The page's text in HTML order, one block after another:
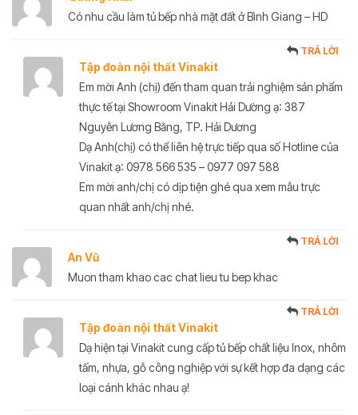
Có nhu cầu làm tủ bếp nhà mặt đất ở Bình Giang – HD
Tập đoàn nội thất Vinakit
TRẢ LỜI
Em mời Anh (chị) đến tham quan trải nghiệm sản phẩm
thực tế tại Showroom Vinakit Hải Dường ạ: 387
Nguyễn Lương Bằng, TP. Hải Dương
Dạ Anh(chị) có thể liên hệ trực tiếp qua số Hotline của
Vinakit ạ: 0978 566 535 – 0977 097 588
Em mời anh/chị có dịp tiện ghé qua xem mẫu trực
quan nhất anh/chị nhé.
An Vũ
TRẢ LỜI
Muon tham khao cac chat lieu tu bep khac
Tập đoàn nội thất Vinakit
TRẢ LỜI
Dạ hiện tại Vinakit cung cấp tủ bếp chất liệu Inox, nhôm
tấm, nhựa, gỗ công nghiệp với sự kết hợp đa dạng các
loại cánh khác nhau ạ!